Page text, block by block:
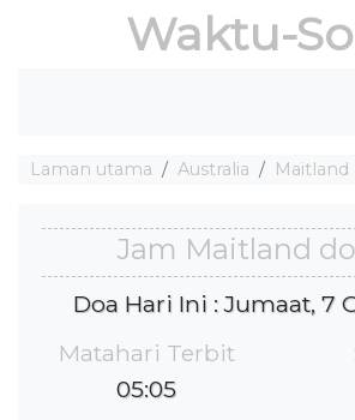
Waktu-
Laman utama Australia Maitland
Jam Maitland
Doa Hari Ini : Jumaat, 7
Matahari Terbit
05:05